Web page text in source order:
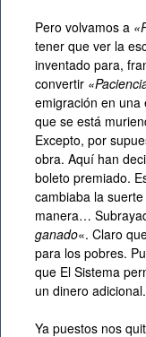
Pero volvamos a
tener que ver la
inventado para,
convertir
emigración en una
que se está
Excepto, por
obra. Aquí han
boleto premiado.
cambiaba la
manera…
ganado«. Claro
para los pobres.
que El Sistema
un dinero adicional.
Ya puestos nos